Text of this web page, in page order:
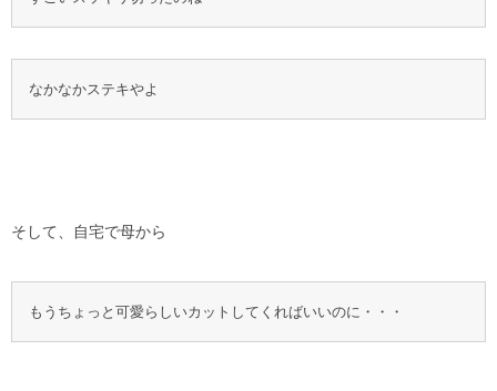
なかなかステキやよ
そして、自宅で母から
もうちょっと可愛らしいカットしてくればいいのに・・・